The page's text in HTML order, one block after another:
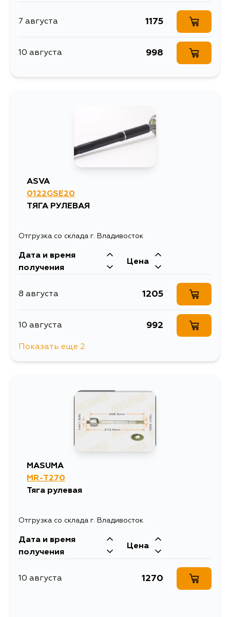
7 августа 1175
10 августа 998
ASVA
0122GSE20
ТЯГА РУЛЕВАЯ
Отгрузка со склада г. Владивосток
Дата и время
получения
Цена
8 августа 1205
10 августа 992
Показать еще 2
MASUMA
MR-T270
Тяга рулевая
Отгрузка со склада г. Владивосток
Дата и время
получения
Цена
10 августа 1270